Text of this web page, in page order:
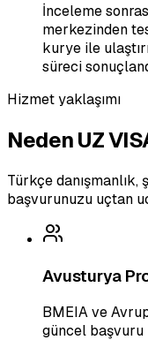
İnceleme
merkezinden
kurye ile
süreci
Hizmet yaklaşımı
Neden UZ
Türkçe
başvurunuzu uçtan
Avusturya
BMEIA ve
güncel başvuru